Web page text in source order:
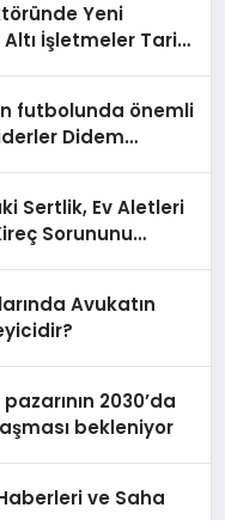
Yeni
İşletmeler Tarih
futbolunda önemli
Didem
Sertlik, Ev Aletleri
Sorununu
Avukatın
2030’da
bekleniyor
ve Saha